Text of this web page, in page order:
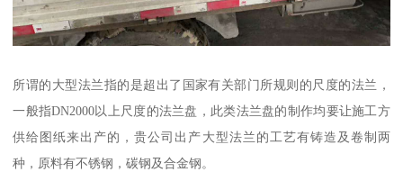
所谓的大型法兰指的是超出了国家有关部门所规则的尺度的法兰，
一般指DN2000以上尺度的法兰盘，此类法兰盘的制作均要让施工方
供给图纸来出产的，贵公司出产大型法兰的工艺有铸造及卷制两
种，原料有不锈钢，碳钢及合金钢。